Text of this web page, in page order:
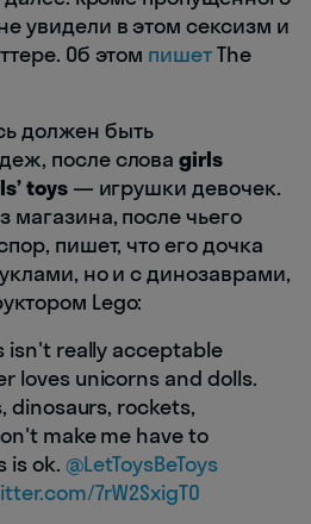
увидели в этом сексизм и
Об этом пишетThe
должен быть
после словаgirls
toys— игрушки девочек.
магазина, после чьего
пишет, что его дочка
но и с динозаврами,
Lego:
isn't really acceptable
loves unicorns and dolls.
dinosaurs, rockets,
make me have to
is ok. @LetToysBeToys
7rW2SxigT0